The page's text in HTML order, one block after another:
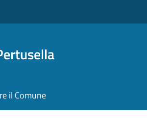
il Comune